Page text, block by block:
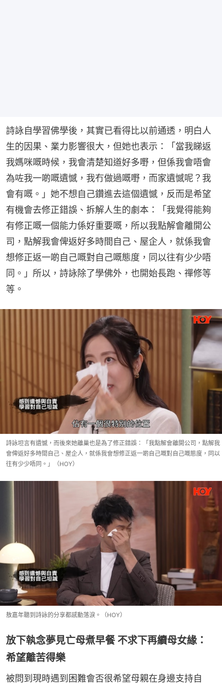
詩詠自學習佛學後，其實已看得比以前通透，明白人
生的因果、業力影響很大，但她也表示：「當我睇返
我媽咪嘅時候，我會清楚知道好多嘢，但係我會唔會
為咗我一啲嘅遺憾，我冇做過嘅嘢，而家遺憾呢？我
會有嘅。」她不想自己鑽進去這個遺憾，反而是希望
有機會去修正錯誤、拆解人生的劇本：「我覺得能夠
有修正嘅一個能力係好重要嘅，所以我點解會離開公
司，點解我會俾返好多時間自己、屋企人，就係我會
想修正返一啲自己嘅對自己嘅態度，同以往有少少唔
同。」所以，詩詠除了學佛外，也開始長跑、禪修等
等。
詩詠坦言有遺憾，而後來她離巢也是為了修正錯誤：「我點解會離開公司，點解我
會俾返好多時間自己、屋企人，就係我會想修正返一啲自己嘅對自己嘅態度，同以
往有少少唔同。」（HOY）
敖嘉年聽到詩詠的分享都感動落淚。（HOY）
放下執念夢見亡母煮早餐 不求下再續母女緣：
希望離苦得樂
被問到現時遇到困難會否很希望母親在身邊支持自